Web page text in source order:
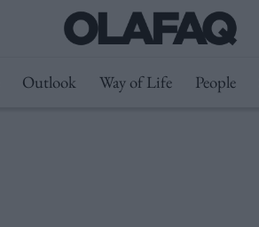
Outlook Way of Life People